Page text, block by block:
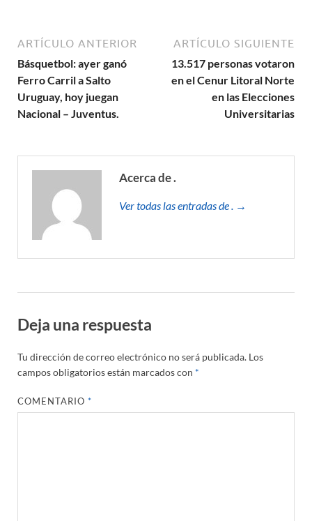
ARTÍCULO ANTERIOR
Básquetbol: ayer ganó
Ferro Carril a Salto
Uruguay, hoy juegan
Nacional – Juventus.
ARTÍCULO SIGUIENTE
13.517 personas votaron
en el Cenur Litoral Norte
en las Elecciones
Universitarias
Acerca de .
Ver todas las entradas de . →
Deja una respuesta
Tu dirección de correo electrónico no será publicada. Los
campos obligatorios están marcados con *
COMENTARIO*